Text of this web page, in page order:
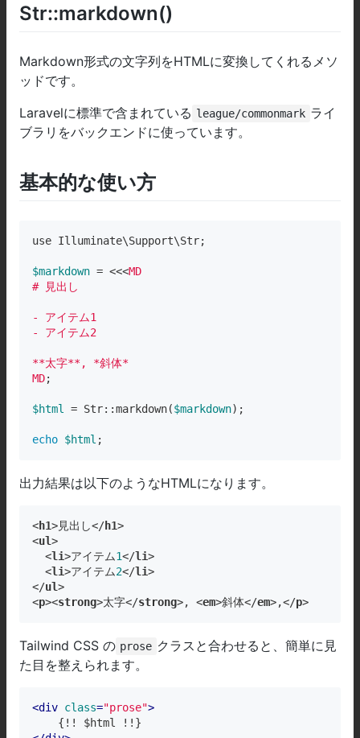
Str::markdown()
Markdown形式の文字列をHTMLに変換してくれるメソ
ッドです。
Laravelに標準で含まれている league/commonmark ライ
ブラリをバックエンドに使っています。
基本的な使い方
use Illuminate\Support\Str;
$markdown = <<<MD
# 見出し
- アイテム1
- アイテム2
**太字**, *斜体*
MD;
$html = Str::markdown($markdown);
echo $html ;
出力結果は以下のようなHTMLになります。
<h1>見出し</h1>
<ul>
  <
li>アイテム1</li>
  <
li>アイテム2</li>
</ul>
<p><strong>太字</strong>, <em>斜体</em>,</p>
Tailwind CSS の prose クラスと合わせると、簡単に見
た目を整えられます。
<div class="prose">